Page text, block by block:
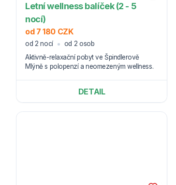
Letní wellness balíček (2 - 5
nocí)
od 7 180 CZK
od 2 nocí
od 2 osob
Aktivně-relaxační pobyt ve Špindlerově
Mlýně s polopenzí a neomezeným wellness.
DETAIL